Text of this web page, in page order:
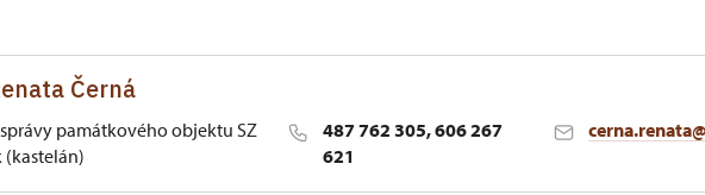
Černá
památkového objektu SZ
(kastelán)
487 762 305, 606 267
621